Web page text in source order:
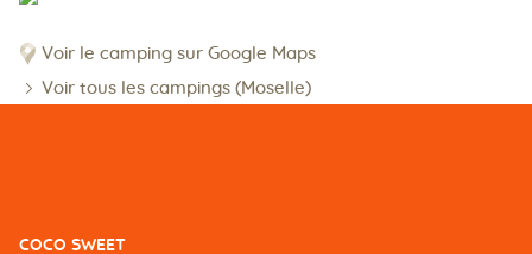
Voir le camping sur Google Maps
Voir tous les campings (Moselle)
COCO SWEET